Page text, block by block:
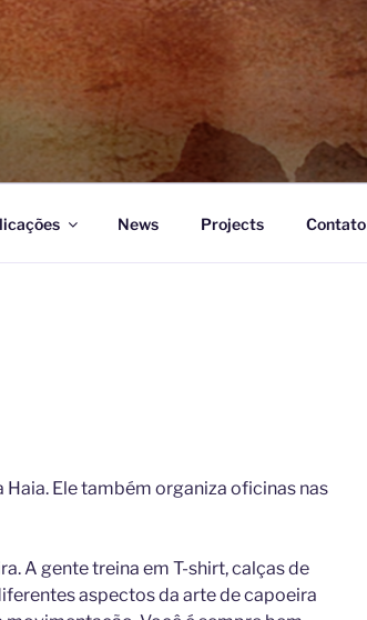
News Projects Contato
Ele também organiza oficinas nas
A gente treina em T-shirt, calças de
aspectos da arte de capoeira